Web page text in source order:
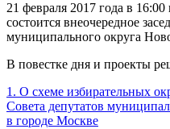
21 февраля 2017 года в
состоится внеочередное
муниципального округа
В повестке дня и проекты
1. О схеме избирательных
Совета депутатов
в городе Москве